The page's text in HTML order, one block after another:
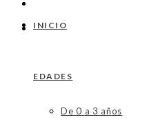
INICIO
EDADES
De 0 a 3 años